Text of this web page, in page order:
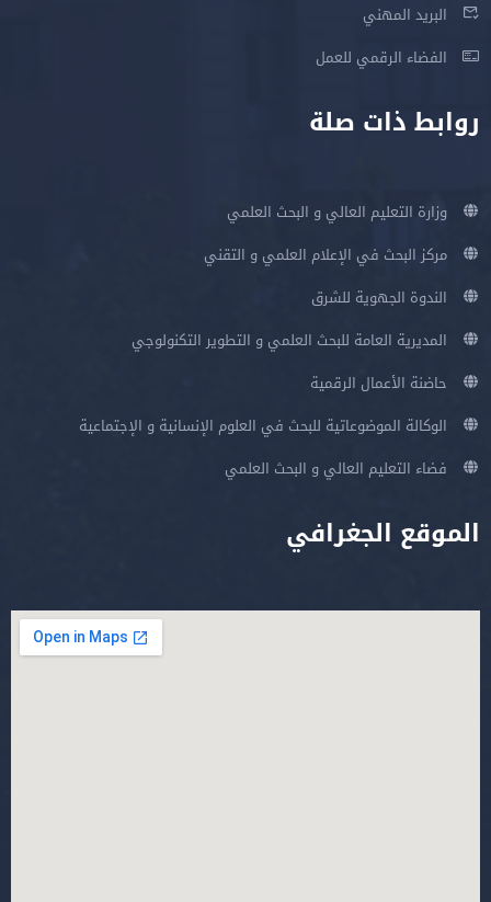
البريد المهني
الفضاء الرقمي للعمل
روابط ذات صلة
وزارة التعليم العالي و البحث العلمي
مركز البحث في الإعلام العلمي و التقني
الندوة الجهوية للشرق
المديرية العامة للبحث العلمي و التطوير التكنولوجي
حاضنة الأعمال الرقمية
الوكالة الموضوعاتية للبحث في العلوم الإنسانية و الإجتماعية
فضاء التعليم العالي و البحث العلمي
الموقع الجغرافي